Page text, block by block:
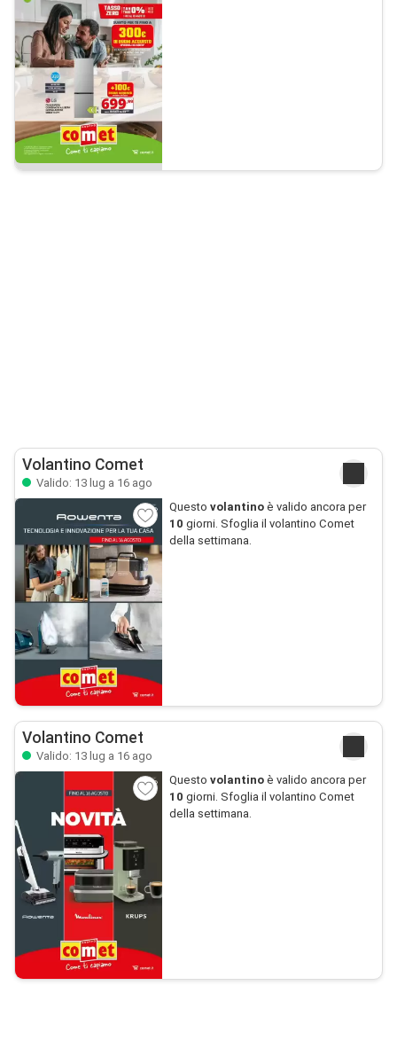
Volantino Comet
Valido: 13 lug a 16 ago
Questo volantinoè valido ancora per
10 giorni. Sfoglia il volantino Comet
della settimana.
Volantino Comet
Valido: 13 lug a 16 ago
Questo volantinoè valido ancora per
10 giorni. Sfoglia il volantino Comet
della settimana.